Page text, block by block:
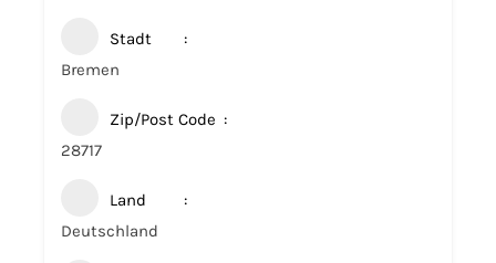
Stadt
Bremen
Zip/Post Code
28717
Land
Deutschland